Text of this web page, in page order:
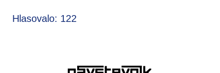
Hlasovalo: 122